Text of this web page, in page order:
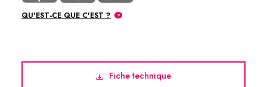
QU'EST-CE QUE C'EST ?
Fiche technique